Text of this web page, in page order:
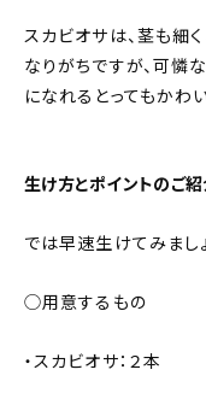
スカビオサは、茎も細
なりがちですが、可憐
になれるとってもかわ
生け方とポイントのご
では早速生けてみましょ
◯用意するもの
・スカビオサ：２本